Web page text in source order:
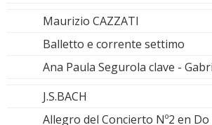
Maurizio CAZZATI
Balletto e corrente settimo
Ana Paula Segurola clave -
J.S.BACH
Allegro del Concierto Nº2 en